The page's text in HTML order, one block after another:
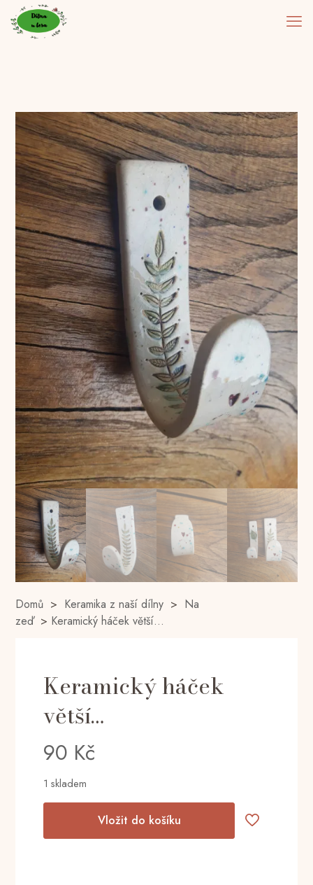
Domů > Keramika z naší dílny > Na
zeď > Keramický háček větší…
Keramický háček
větší…
90 Kč
1 skladem
Vložit do košíku